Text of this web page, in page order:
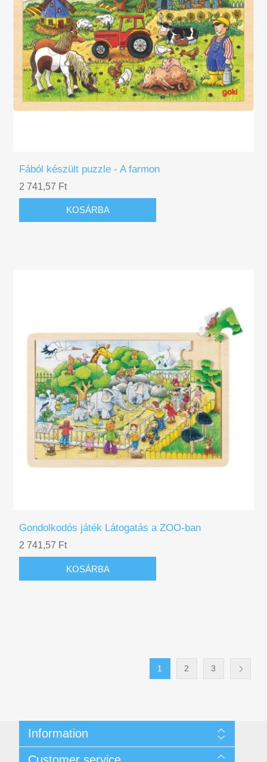
Fából készült puzzle - A farmon
2 741,57 Ft
KOSÁRBA
Gondolkodós játék Látogatás a ZOO-ban
2 741,57 Ft
KOSÁRBA
1 2 3
Information